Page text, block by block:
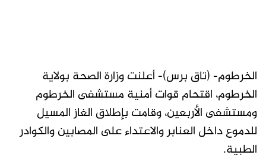
الخرطوم- (تاق برس)- أعلنت وزارة الصحة بولاية
الخرطوم، اقتحام قوات أمنية مستشفى الخرطوم
ومستشفى الأربعين، وقامت بإطلاق الغاز المسيل
للدموع داخل العنابر والاعتداء على المصابين والكوادر
الطبية.